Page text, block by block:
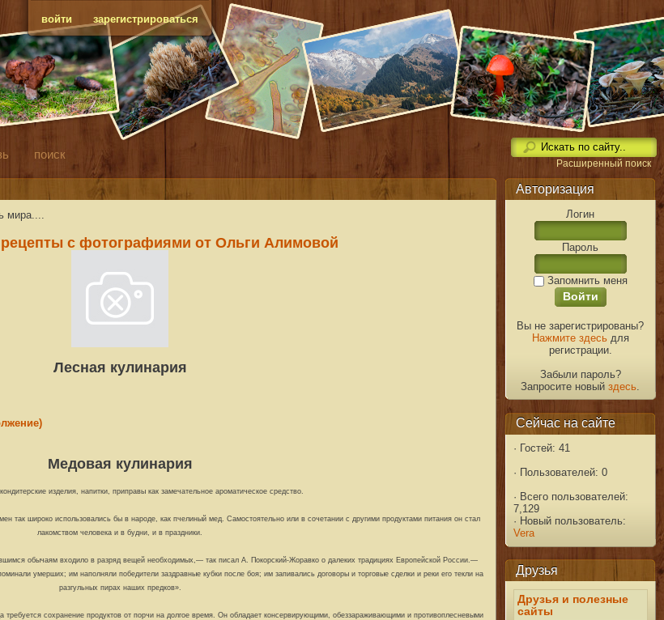
войти зарегистрироваться
поиск
Расширенный поиск
Авторизация
Логин
Пароль
Запомнить меня
Вы не зарегистрированы?
Нажмите здесьдля
регистрации.
Забыли пароль?
Запросите новыйздесь
Сейчас на сайте
· Гостей: 41
· Пользователей: 0
· Всего пользователей:
7,129
· Новый пользователь:
Vera
Друзья
Друзья и полезные
сайты
мира....
с фотографиями от Ольги Алимовой
Лесная кулинария
Медовая кулинария
изделия, напитки, приправы как замечательное ароматическое средство.
так широко использовались бы в народе, как пчелиный мед. Самостоятельно или в сочетании с другими продуктами питания он стал
лакомством человека и в будни, и в праздники.
обычаям входило в разряд вещей необходимых,— так писал А. Покорский-Жоравко о далеких традициях Европейской России.—
умерших; им наполняли победители заздравные кубки после боя; им запивались договоры и торговые сделки и реки его текли на
разгульных пирах наших предков».
требуется сохранение продуктов от порчи на долгое время. Он обладает консервирующими, обеззараживающими и противоплесневыми